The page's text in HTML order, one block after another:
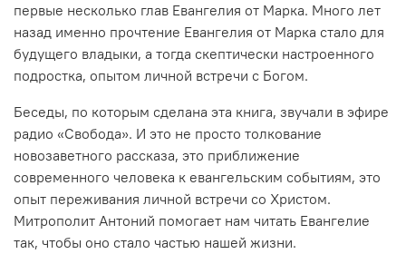
первые несколько глав Евангелия от Марка. Много лет
назад именно прочтение Евангелия от Марка стало для
будущего владыки, а тогда скептически настроенного
подростка, опытом личной встречи с Богом.
Беседы, по которым сделана эта книга, звучали в эфире
радио «Свобода». И это не просто толкование
новозаветного рассказа, это приближение
современного человека к евангельским событиям, это
опыт переживания личной встречи со Христом.
Митрополит Антоний помогает нам читать Евангелие
так, чтобы оно стало частью нашей жизни.